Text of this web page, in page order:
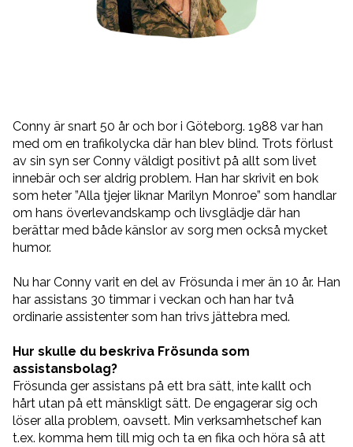
Conny är snart 50 år och bor i Göteborg. 1988 var han
med om en trafikolycka där han blev blind. Trots förlust
av sin syn ser Conny väldigt positivt på allt som livet
innebär och ser aldrig problem. Han har skrivit en bok
som heter ”Alla tjejer liknar Marilyn Monroe” som handlar
om hans överlevandskamp och livsglädje där han
berättar med både känslor av sorg men också mycket
humor.
Nu har Conny varit en del av Frösunda i mer än 10 år. Han
har assistans 30 timmar i veckan och han har två
ordinarie assistenter som han trivs jättebra med.
Hur skulle du beskriva Frösunda som
assistansbolag?
Frösunda ger assistans på ett bra sätt, inte kallt och
hårt utan på ett mänskligt sätt. De engagerar sig och
löser alla problem, oavsett. Min verksamhetschef kan
t.ex. komma hem till mig och ta en fika och höra så att